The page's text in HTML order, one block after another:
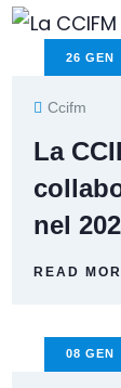
26 GEN
Ccifm
La
nel
READ
08 GEN